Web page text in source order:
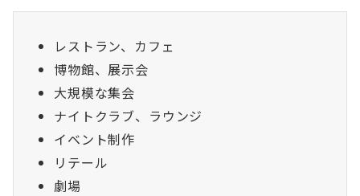
レストラン、カフェ
博物館、展示会
大規模な集会
ナイトクラブ、ラウンジ
イベント制作
リテール
劇場